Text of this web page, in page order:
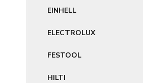
EINHELL
ELECTROLUX
FESTOOL
HILTI